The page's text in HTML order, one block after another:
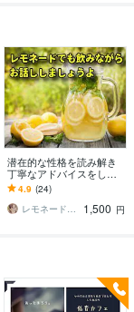
潜在的な性格を読み解き
丁寧なアドバイスをしま
す チャットで話す⇒明日
が笑顔になるためのマイ
ンドシフトチェンジ
4.9 (24)
レモネードでも飲みながら～いづ
1,500 円